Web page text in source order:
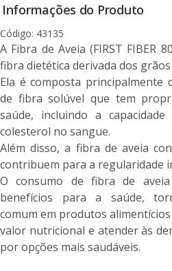
Informações do Produto
Código: 43135
A Fibra de Aveia (FIRST FIBER
fibra dietética derivada dos grãos
Ela é composta principalmente
de fibra solúvel que tem
saúde, incluindo a
colesterol no sangue.
Além disso, a fibra de aveia
contribuem para a regularidade
O consumo de fibra de
benefícios para a saúde,
comum em produtos
valor nutricional e atender às
por opções mais saudáveis.